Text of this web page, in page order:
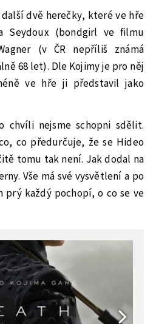
dvě herečky, které ve hře
Seydoux (bondgirl ve filmu
(v ČR nepříliš známá
68 let). Dle Kojimy je pro něj
ve hře ji představil jako
nejsme schopni sdělit.
co předurčuje, že se Hideo
tomu tak není. Jak dodal na
Vše má své vysvětlení a po
prý každý pochopí, o co se ve